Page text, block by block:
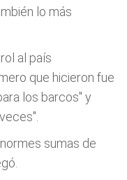
lo más
al país
que hicieron fue
los barcos" y
sumas de